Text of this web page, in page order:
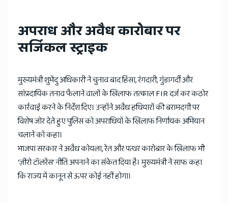
अपराध और अवैध कारोबार पर
सर्जिकल स्ट्राइक
मुख्यमंत्री शुभेंदु अधिकारी ने चुनाव बाद हिंसा, रंगदारी, गुंडागर्दी और
सांप्रदायिक तनाव फैलाने वालों के खिलाफ तत्काल FIR दर्ज कर कठोर
कार्रवाई करने के निर्देश दिए। उन्होंने अवैध हथियारों की बरामदगी पर
विशेष जोर देते हुए पुलिस को अपराधियों के खिलाफ निर्णायक अभियान
चलाने को कहा।
भाजपा सरकार ने अवैध कोयला, रेत और पत्थर कारोबार के खिलाफ भी
‘ज़ीरो टॉलरेंस’ नीति अपनाने का संकेत दिया है। मुख्यमंत्री ने साफ कहा
कि राज्य में कानून से ऊपर कोई नहीं होगा।